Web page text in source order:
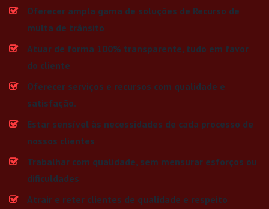
Oferecer ampla gama de soluções de Recurso de
multa de trânsito
Atuar de forma 100% transparente, tudo em favor
do cliente
Oferecer serviços e recursos com qualidade e
satisfação.
Estar sensível às necessidades de cada processo de
nossos clientes
Trabalhar com qualidade, sem mensurar esforços ou
dificuldades
Atrair e reter clientes de qualidade e respeito